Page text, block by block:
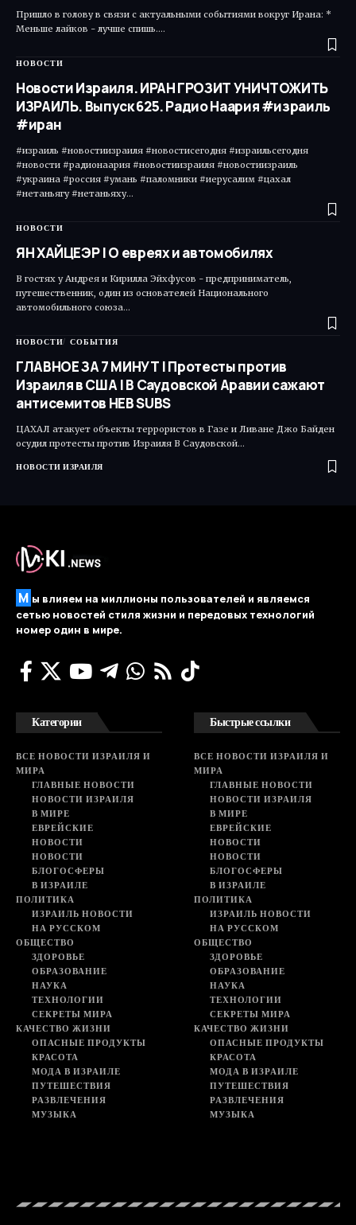
Пришло в голову в связи с актуальными событиями вокруг Ирана: *
Меньше лайков - лучше спишь.…
НОВОСТИ
Новости Израиля. ИРАН ГРОЗИТ УНИЧТОЖИТЬ
ИЗРАИЛЬ. Выпуск 625. Радио Наария #израиль
#иран
#израиль #новостиизраиля #новостисегодня #израильсегодня
#новости #радионаария #новостиизраиля #новостиизраиль
#украина #россия #умань #паломники #иерусалим #цахал
#нетаньягу #нетаньяху…
НОВОСТИ
ЯН ХАЙЦЕЭР | О евреях и автомобилях
В гостях у Андрея и Кирилла Эйхфусов - предприниматель,
путешественник, один из основателей Национального
автомобильного союза…
НОВОСТИ СОБЫТИЯ
ГЛАВНОЕ ЗА 7 МИНУТ | Протесты против
Израиля в США | В Саудовской Аравии сажают
антисемитов HEB SUBS
ЦАХАЛ атакует объекты террористов в Газе и Ливане Джо Байден
осудил протесты против Израиля В Саудовской…
НОВОСТИ ИЗРАИЛЯ
М ы влияем на миллионы пользователей и являемся
сетью новостей стиля жизни и передовых технологий
номер один в мире.
Категории
ВСЕ НОВОСТИ ИЗРАИЛЯ И
МИРА
ГЛАВНЫЕ НОВОСТИ
НОВОСТИ ИЗРАИЛЯ
В МИРЕ
ЕВРЕЙСКИЕ
НОВОСТИ
НОВОСТИ
БЛОГОСФЕРЫ
В ИЗРАИЛЕ
ПОЛИТИКА
ИЗРАИЛЬ НОВОСТИ
НА РУССКОМ
ОБЩЕСТВО
ЗДОРОВЬЕ
ОБРАЗОВАНИЕ
НАУКА
ТЕХНОЛОГИИ
СЕКРЕТЫ МИРА
КАЧЕСТВО ЖИЗНИ
ОПАСНЫЕ ПРОДУКТЫ
КРАСОТА
МОДА В ИЗРАИЛЕ
ПУТЕШЕСТВИЯ
РАЗВЛЕЧЕНИЯ
МУЗЫКА
Быстрые ссылки
ВСЕ НОВОСТИ ИЗРАИЛЯ И
МИРА
ГЛАВНЫЕ НОВОСТИ
НОВОСТИ ИЗРАИЛЯ
В МИРЕ
ЕВРЕЙСКИЕ
НОВОСТИ
НОВОСТИ
БЛОГОСФЕРЫ
В ИЗРАИЛЕ
ПОЛИТИКА
ИЗРАИЛЬ НОВОСТИ
НА РУССКОМ
ОБЩЕСТВО
ЗДОРОВЬЕ
ОБРАЗОВАНИЕ
НАУКА
ТЕХНОЛОГИИ
СЕКРЕТЫ МИРА
КАЧЕСТВО ЖИЗНИ
ОПАСНЫЕ ПРОДУКТЫ
КРАСОТА
МОДА В ИЗРАИЛЕ
ПУТЕШЕСТВИЯ
РАЗВЛЕЧЕНИЯ
МУЗЫКА